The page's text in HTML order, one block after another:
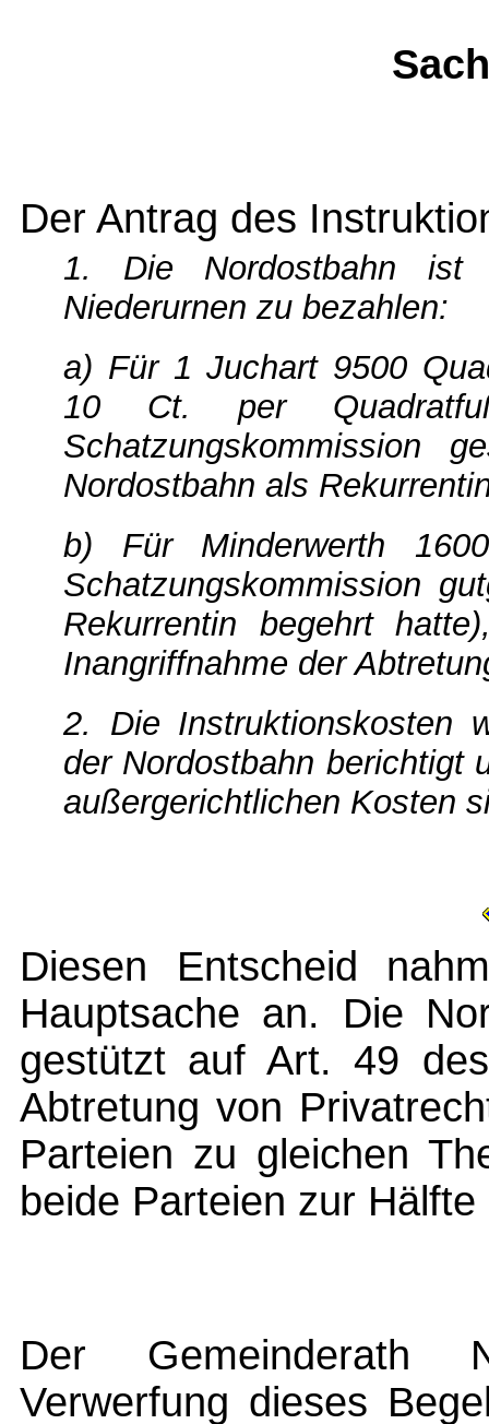
Der Antrag des
1. Die Nordostbahn ist
Niederurnen zu bezahlen:
a) Für 1 Juchart 9500
10 Ct. per
Schatzungskommission
Nordostbahn als
b) Für Minderwerth
Schatzungskommission
Rekurrentin begehrt
Inangriffnahme der
2. Die Instruktionskosten
der Nordostbahn berichtigt
außergerichtlichen Kosten
Diesen Entscheid
Hauptsache an. Die
gestützt auf Art. 49
Abtretung von
Parteien zu gleichen
beide Parteien zur
Der Gemeinderath
Verwerfung dieses